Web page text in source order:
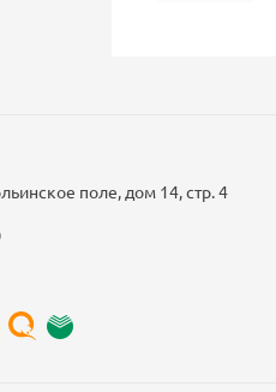
поле, дом 14, стр. 4